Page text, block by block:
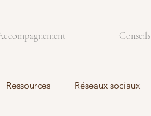
Conseils
Ressources Réseaux sociaux